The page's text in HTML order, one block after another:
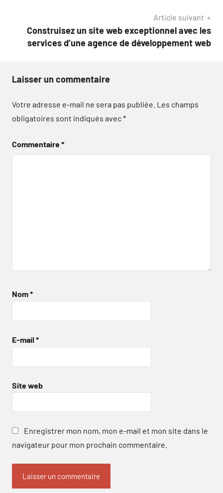
Article suivant
Construisez un site web exceptionnel avec les
services d’une agence de développement web
Laisser un commentaire
Votre adresse e-mail ne sera pas publiée. Les champs
obligatoires sont indiqués avec*
Commentaire*
Nom*
E-mail *
Site web
Enregistrer mon nom, mon e-mail et mon site dans le
navigateur pour mon prochain commentaire.